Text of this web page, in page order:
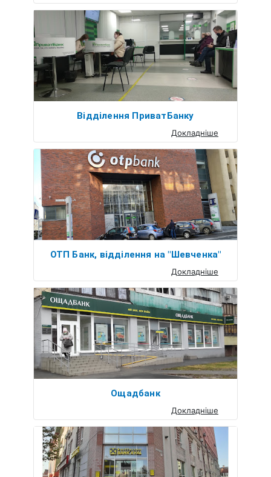
Відділення ПриватБанку
Докладніше
ОТП Банк, відділення на "Шевченка"
Докладніше
Ощадбанк
Докладніше